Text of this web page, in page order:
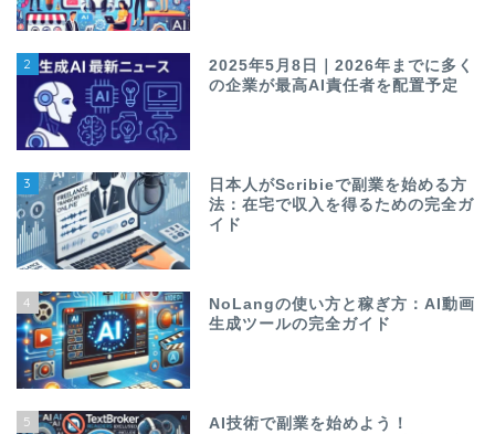
2
2025年5月8日｜2026年までに多く
の企業が最高AI責任者を配置予定
3
日本人がScribieで副業を始める方
法：在宅で収入を得るための完全ガ
イド
4
NoLangの使い方と稼ぎ方：AI動画
生成ツールの完全ガイド
5
AI技術で副業を始めよう！